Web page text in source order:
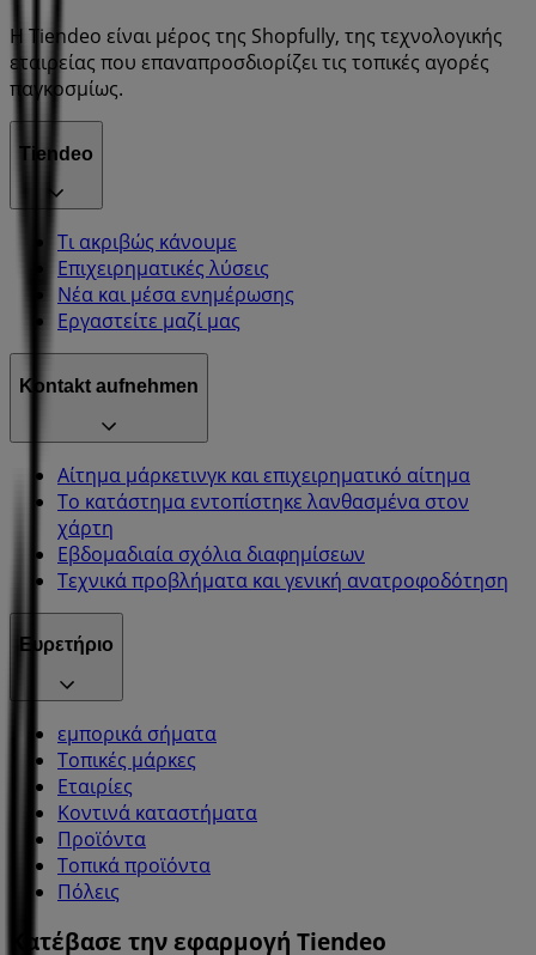
Η Tiendeo είναι μέρος της Shopfully, της τεχνολογικής
εταιρείας που επαναπροσδιορίζει τις τοπικές αγορές
παγκοσμίως.
Tiendeo
Τι ακριβώς κάνουμε
Επιχειρηματικές λύσεις
Νέα και μέσα ενημέρωσης
Εργαστείτε μαζί μας
Kontakt aufnehmen
Αίτημα μάρκετινγκ και επιχειρηματικό αίτημα
Το κατάστημα εντοπίστηκε λανθασμένα στον
χάρτη
Εβδομαδιαία σχόλια διαφημίσεων
Τεχνικά προβλήματα και γενική ανατροφοδότηση
Ευρετήριο
εμπορικά σήματα
Τοπικές μάρκες
Εταιρίες
Κοντινά καταστήματα
Προϊόντα
Τοπικά προϊόντα
Πόλεις
Κατέβασε την εφαρμογή Tiendeo